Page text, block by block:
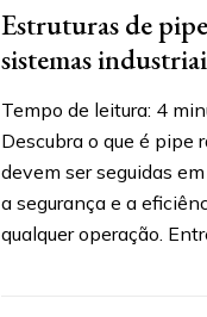
Estruturas de
sistemas
Tempo de leitura: 4
Descubra o que é pipe
devem ser seguidas
a segurança e a
qualquer operação.